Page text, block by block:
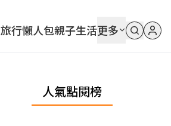
旅行懶人包親子生活更多
人氣點閱榜